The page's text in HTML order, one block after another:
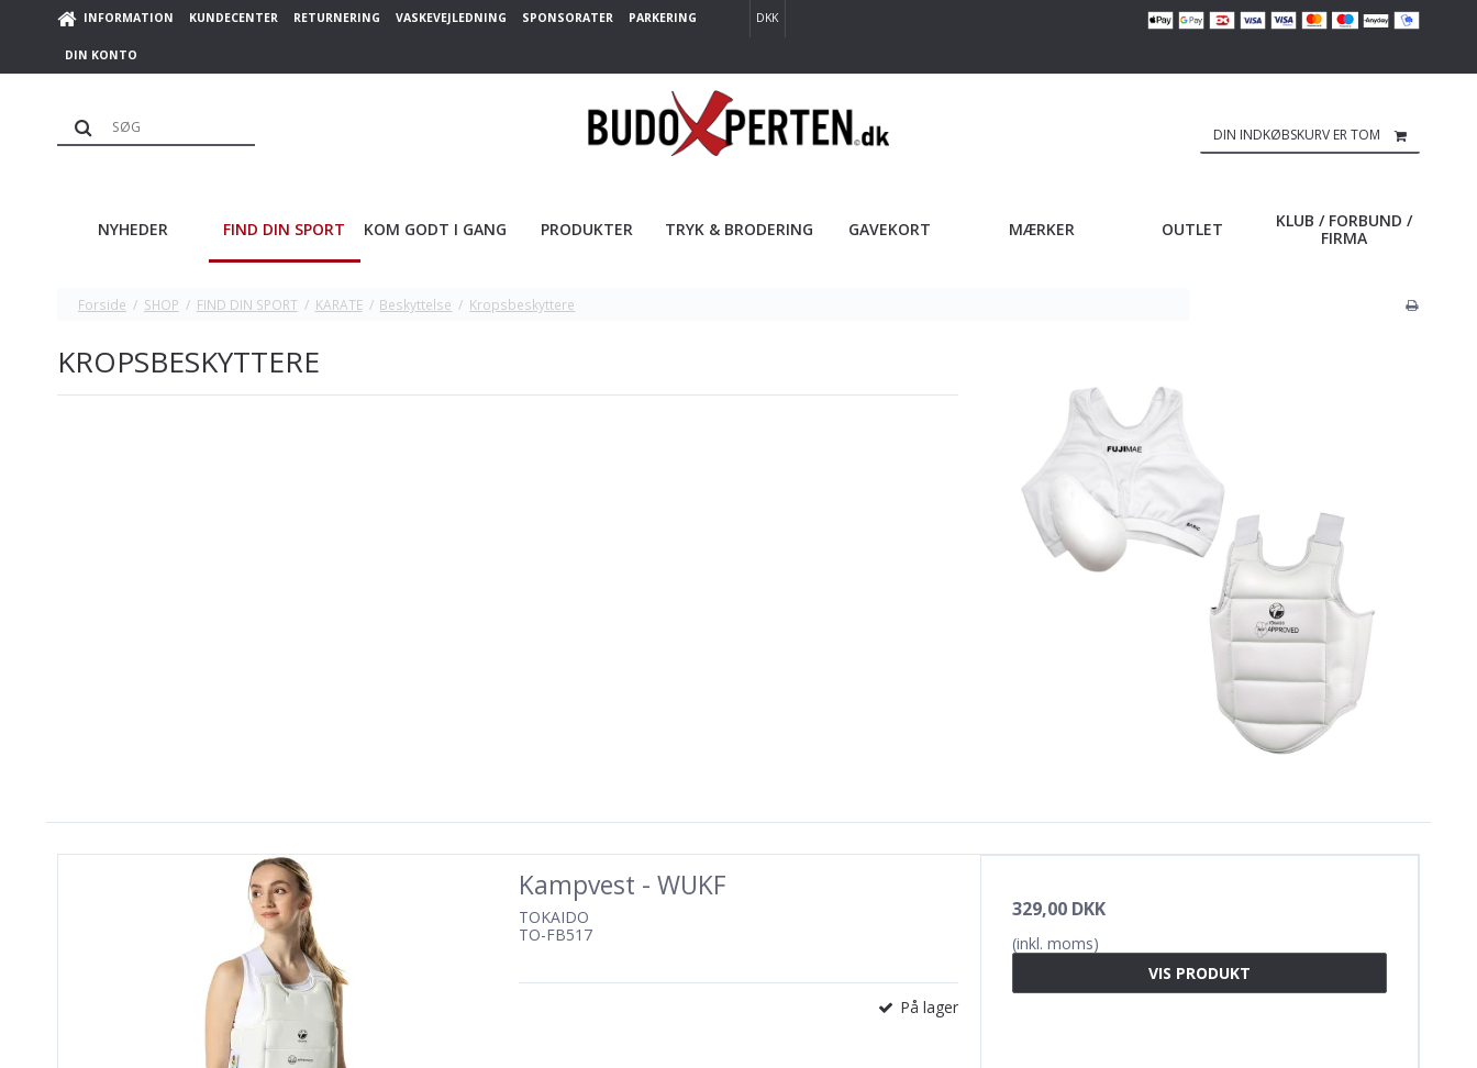
INFORMATION KUNDECENTER RETURNERING VASKEVEJLEDNING SPONSORATER PARKERING
DIN KONTO
DKK
DIN INDKØBSKURV ER TOM
NYHEDER FIND DIN SPORT KOM GODT I GANG PRODUKTER TRYK & BRODERING GAVEKORT MÆRKER OUTLET
KLUB / FORBUND /
FIRMA
Forside / SHOP / FIND DIN SPORT / KARATE / Beskyttelse / Kropsbeskyttere
KROPSBESKYTTERE
Kampvest - WUKF
TOKAIDO
TO-FB517
På lager
329,00 DKK
(inkl. moms)
VIS PRODUKT